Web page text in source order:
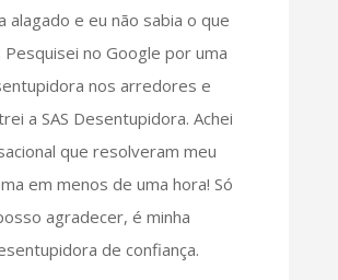
alagado e eu não sabia o que
Pesquisei no Google por uma
nos arredores e
a SAS Desentupidora. Achei
que resolveram meu
em menos de uma hora! Só
agradecer, é minha
de confiança.